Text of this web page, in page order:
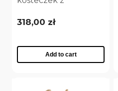
krzyżykiem Aria
Rockstar Collection
318,00 zł
Add to cart